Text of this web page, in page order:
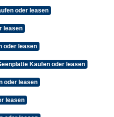
oder leasen
leasen
oder leasen
Kaufen oder leasen
oder leasen
leasen